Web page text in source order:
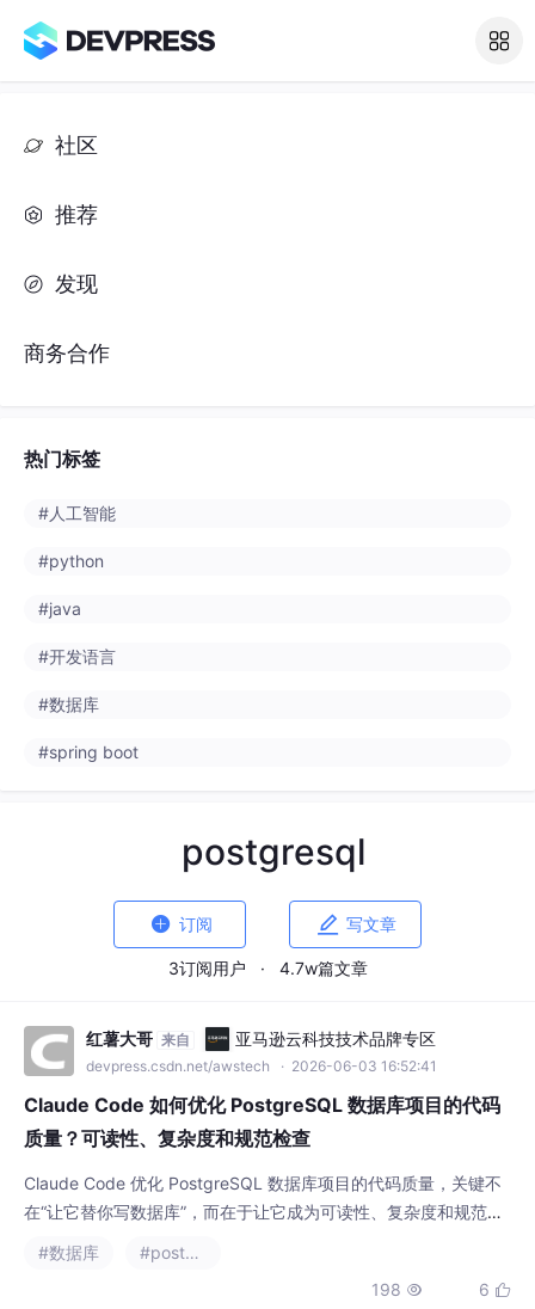
社区
推荐
发现
商务合作
热门标签
#人工智能
#python
#java
#开发语言
#数据库
#spring boot
postgresql
 订阅  写文章
3订阅用户 · 4.7w篇文章
红薯大哥 来自 亚马逊云科技技术品牌专区
devpress.csdn.net/awstech · 2026-06-03 16:52:41
Claude Code 如何优化 PostgreSQL 数据库项目的代码
质量？可读性、复杂度和规范检查
Claude Code 优化 PostgreSQL 数据库项目的代码质量，关键不
在“让它替你写数据库”，而在于让它成为可读性、复杂度和规范检
查的第二审查者。它特别适合做三件事：把难读的 SQL 解释清
楚，把复杂函数的问题拆出来，把零散经验整理成团队规范。只要
边界明确、输入充分、流程合理，它确实能显著降低数据库代码 r
#数据库
#postgresql
198  6 